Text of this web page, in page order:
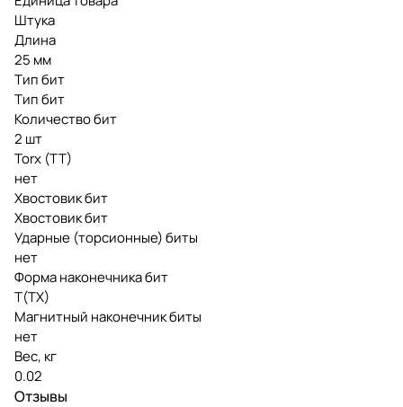
Штука
Длина
25 мм
Тип бит
Тип бит
Количество бит
2 шт
Torx (TT)
нет
Хвостовик бит
Хвостовик бит
Ударные (торсионные) биты
нет
Форма наконечника бит
T(TX)
Магнитный наконечник биты
нет
Вес, кг
0.02
Отзывы